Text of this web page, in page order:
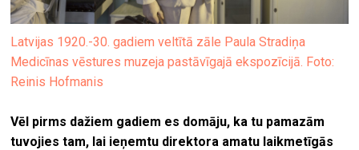
Latvijas 1920.-30. gadiem veltītā zāle Paula Stradiņa
Medicīnas vēstures muzeja pastāvīgajā ekspozīcijā. Foto:
Reinis Hofmanis
Vēl pirms dažiem gadiem es domāju, ka tu pamazām
tuvojies tam, lai ieņemtu direktora amatu laikmetīgās